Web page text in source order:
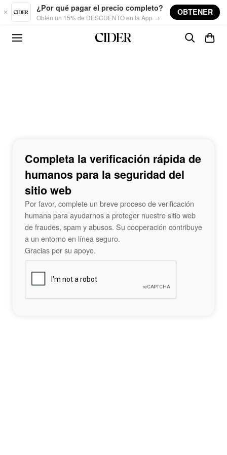
Skip to main content
¿Por qué pagar el precio completo?
Obtén un 15% de DESCUENTO en la App →
OBTENER
Completa la verificación rápida de
humanos para la seguridad del
sitio web
Por favor, complete un breve proceso de verificación
humana para ayudarnos a proteger nuestro sitio web
de fraudes, spam y abusos. Su cooperación contribuye
a un entorno en línea seguro.
Gracias por su apoyo.